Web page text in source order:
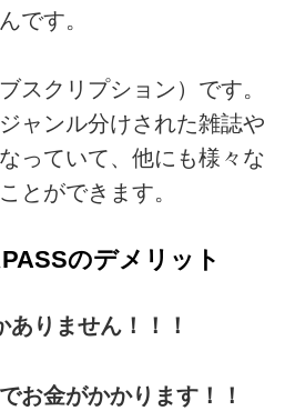
です。
スクリプション）です。
ャンル分けされた雑誌や
っていて、他にも様々な
とができます。
のデメリット
りません！！！
お金がかかります！！